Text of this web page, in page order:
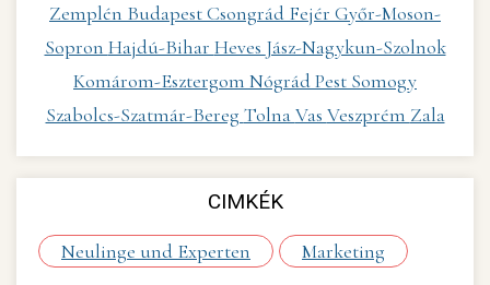
Zemplén BudapestCsongrád Fejér Győr-Moson-
Sopron Hajdú-Bihar Heves Jász-Nagykun-Szolnok
Komárom-Esztergom NógrádPest Somogy
Szabolcs-Szatmár-Bereg TolnaVas Veszprém Zala
CIMKÉK
Neulinge und Experten Marketing